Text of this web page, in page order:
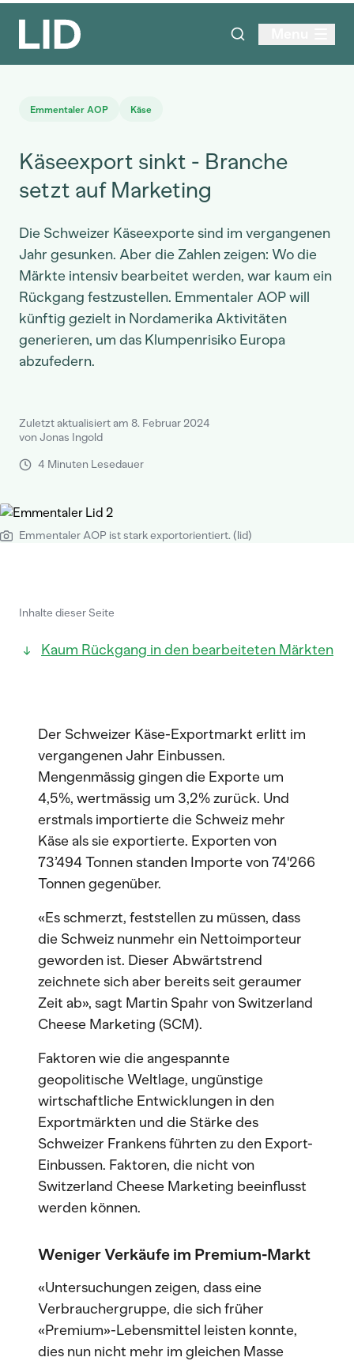
Emmentaler AOP Käse
Käseexport sinkt - Branche
setzt auf Marketing
Die Schweizer Käseexporte sind im vergangenen
Jahr gesunken. Aber die Zahlen zeigen: Wo die
Märkte intensiv bearbeitet werden, war kaum ein
Rückgang festzustellen. Emmentaler AOP will
künftig gezielt in Nordamerika Aktivitäten
generieren, um das Klumpenrisiko Europa
abzufedern.
Zuletzt aktualisiert am 8. Februar 2024
von Jonas Ingold
4 Minuten Lesedauer
Emmentaler AOP ist stark exportorientiert. (lid)
Inhalte dieser Seite
Kaum Rückgang in den bearbeiteten Märkten
Der Schweizer Käse-Exportmarkt erlitt im
vergangenen Jahr Einbussen.
Mengenmässig gingen die Exporte um
4,5%, wertmässig um 3,2% zurück. Und
erstmals importierte die Schweiz mehr
Käse als sie exportierte. Exporten von
73’494 Tonnen standen Importe von 74'266
Tonnen gegenüber.
«Es schmerzt, feststellen zu müssen, dass
die Schweiz nunmehr ein Nettoimporteur
geworden ist. Dieser Abwärtstrend
zeichnete sich aber bereits seit geraumer
Zeit ab», sagt Martin Spahr von Switzerland
Cheese Marketing (SCM).
Faktoren wie die angespannte
geopolitische Weltlage, ungünstige
wirtschaftliche Entwicklungen in den
Exportmärkten und die Stärke des
Schweizer Frankens führten zu den Export-
Einbussen. Faktoren, die nicht von
Switzerland Cheese Marketing beeinflusst
werden können.
Weniger Verkäufe im Premium-Markt
«Untersuchungen zeigen, dass eine
Verbrauchergruppe, die sich früher
«Premium»-Lebensmittel leisten konnte,
dies nun nicht mehr im gleichen Masse